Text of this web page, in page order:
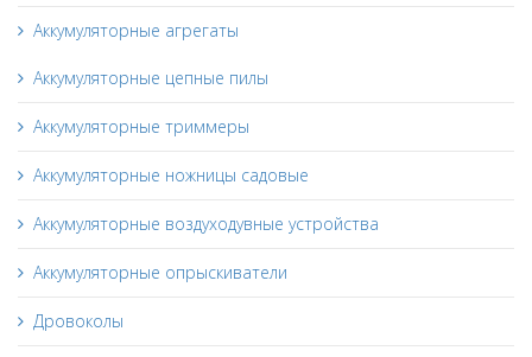
Аккумуляторные агрегаты
Аккумуляторные цепные пилы
Аккумуляторные триммеры
Аккумуляторные ножницы садовые
Аккумуляторные воздуходувные устройства
Аккумуляторные опрыскиватели
Дровоколы